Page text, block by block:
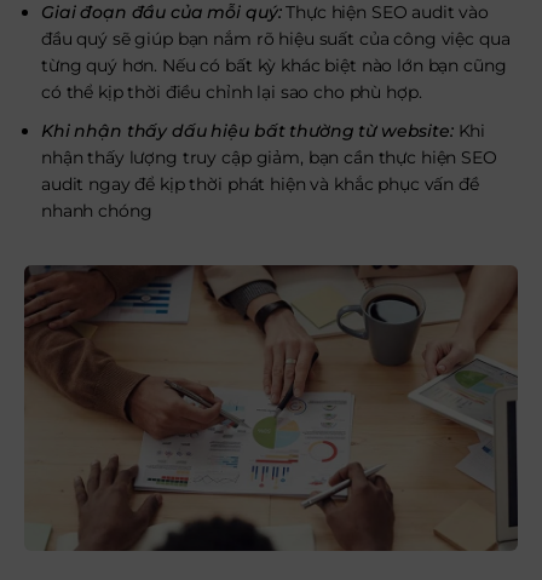
Giai đoạn đầu của mỗi quý:Thực hiện SEO audit vào
đầu quý sẽ giúp bạn nắm rõ hiệu suất của công việc qua
từng quý hơn. Nếu có bất kỳ khác biệt nào lớn bạn cũng
có thể kịp thời điều chỉnh lại sao cho phù hợp.
Khi nhận thấy dấu hiệu bất thường từ website: Khi
nhận thấy lượng truy cập giảm, bạn cần thực hiện SEO
audit ngay để kịp thời phát hiện và khắc phục vấn đề
nhanh chóng